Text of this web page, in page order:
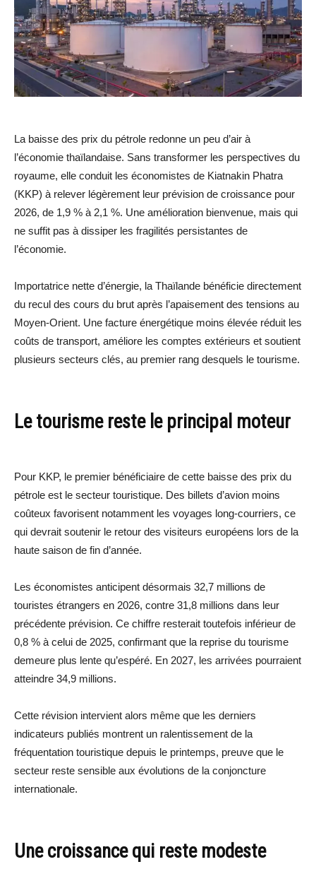
La baisse des prix du pétrole redonne un peu d’air à
l’économie thaïlandaise. Sans transformer les perspectives du
royaume, elle conduit les économistes de Kiatnakin Phatra
(KKP) à relever légèrement leur prévision de croissance pour
2026, de 1,9 % à 2,1 %. Une amélioration bienvenue, mais qui
ne suffit pas à dissiper les fragilités persistantes de
l’économie.
Importatrice nette d’énergie, la Thaïlande bénéficie directement
du recul des cours du brut après l’apaisement des tensions au
Moyen-Orient. Une facture énergétique moins élevée réduit les
coûts de transport, améliore les comptes extérieurs et soutient
plusieurs secteurs clés, au premier rang desquels le tourisme.
Le tourisme reste le principal moteur
Pour KKP, le premier bénéficiaire de cette baisse des prix du
pétrole est le secteur touristique. Des billets d’avion moins
coûteux favorisent notamment les voyages long-courriers, ce
qui devrait soutenir le retour des visiteurs européens lors de la
haute saison de fin d’année.
Les économistes anticipent désormais 32,7 millions de
touristes étrangers en 2026, contre 31,8 millions dans leur
précédente prévision. Ce chiffre resterait toutefois inférieur de
0,8 % à celui de 2025, confirmant que la reprise du tourisme
demeure plus lente qu’espéré. En 2027, les arrivées pourraient
atteindre 34,9 millions.
Cette révision intervient alors même que les derniers
indicateurs publiés montrent un ralentissement de la
fréquentation touristique depuis le printemps, preuve que le
secteur reste sensible aux évolutions de la conjoncture
internationale.
Une croissance qui reste modeste